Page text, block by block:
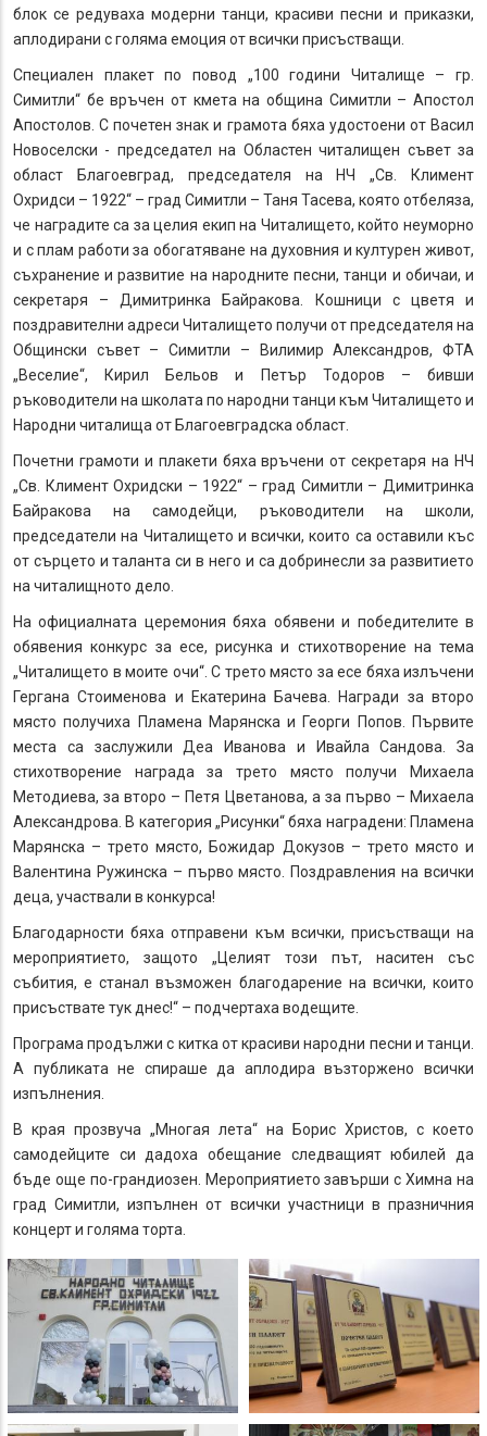
блок се редуваха модерни танци, красиви песни и приказки,
аплодирани с голяма емоция от всички присъстващи.
Специален плакет по повод „100 години Читалище – гр.
Симитли“ бе връчен от кмета на община Симитли – Апостол
Апостолов. С почетен знак и грамота бяха удостоени от Васил
Новоселски - председател на Областен читалищен съвет за
област Благоевград, председателя на НЧ „Св. Климент
Охридси – 1922“ – град Симитли – Таня Тасева, която отбеляза,
че наградите са за целия екип на Читалището, който неуморно
и с плам работи за обогатяване на духовния и културен живот,
съхранение и развитие на народните песни, танци и обичаи, и
секретаря – Димитринка Байракова. Кошници с цветя и
поздравителни адреси Читалището получи от председателя на
Общински съвет – Симитли – Вилимир Александров, ФТА
„Веселие“, Кирил Бельов и Петър Тодоров – бивши
ръководители на школата по народни танци към Читалището и
Народни читалища от Благоевградска област.
Почетни грамоти и плакети бяха връчени от секретаря на НЧ
„Св. Климент Охридски – 1922“ – град Симитли – Димитринка
Байракова на самодейци, ръководители на школи,
председатели на Читалището и всички, които са оставили къс
от сърцето и таланта си в него и са добринесли за развитието
на читалищното дело.
На официалната церемония бяха обявени и победителите в
обявения конкурс за есе, рисунка и стихотворение на тема
„Читалището в моите очи“. С трето място за есе бяха излъчени
Гергана Стоименова и Екатерина Бачева. Награди за второ
място получиха Пламена Марянска и Георги Попов. Първите
места са заслужили Деа Иванова и Ивайла Сандова. За
стихотворение награда за трето място получи Михаела
Методиева, за второ – Петя Цветанова, а за първо – Михаела
Александрова. В категория „Рисунки“ бяха наградени: Пламена
Марянска – трето място, Божидар Докузов – трето място и
Валентина Ружинска – първо място. Поздравления на всички
деца, участвали в конкурса!
Благодарности бяха отправени към всички, присъстващи на
мероприятието, защото „Целият този път, наситен със
събития, е станал възможен благодарение на всички, които
присъствате тук днес!“ – подчертаха водещите.
Програма продължи с китка от красиви народни песни и танци.
А публиката не спираше да аплодира възторжено всички
изпълнения.
В края прозвуча „Многая лета“ на Борис Христов, с което
самодейците си дадоха обещание следващият юбилей да
бъде още по-грандиозен. Мероприятието завърши с Химна на
град Симитли, изпълнен от всички участници в празничния
концерт и голяма торта.